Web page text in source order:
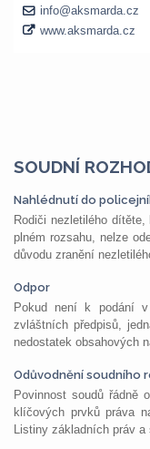
SOUDNÍ
Nahlédnutí do
Rodiči nezletilého
plném rozsahu, nelze
důvodu zranění
Odpor
Pokud není k podání v
zvláštních předpisů,
nedostatek obsahových
Odůvodnění soudního
Povinnost soudů řádně
klíčových prvků práva
Listiny základních práv a